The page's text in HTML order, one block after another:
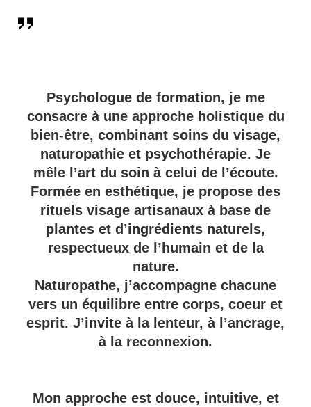
holistique-
Naturopathe
à Marsac
sur l'Isle
PRENDRE RENDEZ-VOUS
Psychologue de formation, je me
consacre à une approche holistique du
bien-être, combinant soins du visage,
naturopathie et psychothérapie. Je
mêle l’art du soin à celui de l’écoute.
Formée en esthétique, je propose des
rituels visage artisanaux à base de
plantes et d’ingrédients naturels,
respectueux de l’humain et de la
nature.
Naturopathe, j’accompagne chacune
vers un équilibre entre corps, coeur et
esprit. J’invite à la lenteur, à l’ancrage,
à la reconnexion.
Mon approche est douce, intuitive, et